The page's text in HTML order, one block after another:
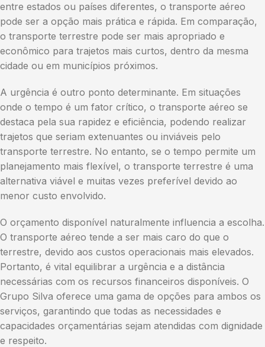
entre estados ou países diferentes, o transporte aéreo
pode ser a opção mais prática e rápida. Em comparação,
o transporte terrestre pode ser mais apropriado e
econômico para trajetos mais curtos, dentro da mesma
cidade ou em municípios próximos.
A urgência é outro ponto determinante. Em situações
onde o tempo é um fator crítico, o transporte aéreo se
destaca pela sua rapidez e eficiência, podendo realizar
trajetos que seriam extenuantes ou inviáveis pelo
transporte terrestre. No entanto, se o tempo permite um
planejamento mais flexível, o transporte terrestre é uma
alternativa viável e muitas vezes preferível devido ao
menor custo envolvido.
O orçamento disponível naturalmente influencia a escolha.
O transporte aéreo tende a ser mais caro do que o
terrestre, devido aos custos operacionais mais elevados.
Portanto, é vital equilibrar a urgência e a distância
necessárias com os recursos financeiros disponíveis. O
Grupo Silva oferece uma gama de opções para ambos os
serviços, garantindo que todas as necessidades e
capacidades orçamentárias sejam atendidas com dignidade
e respeito.